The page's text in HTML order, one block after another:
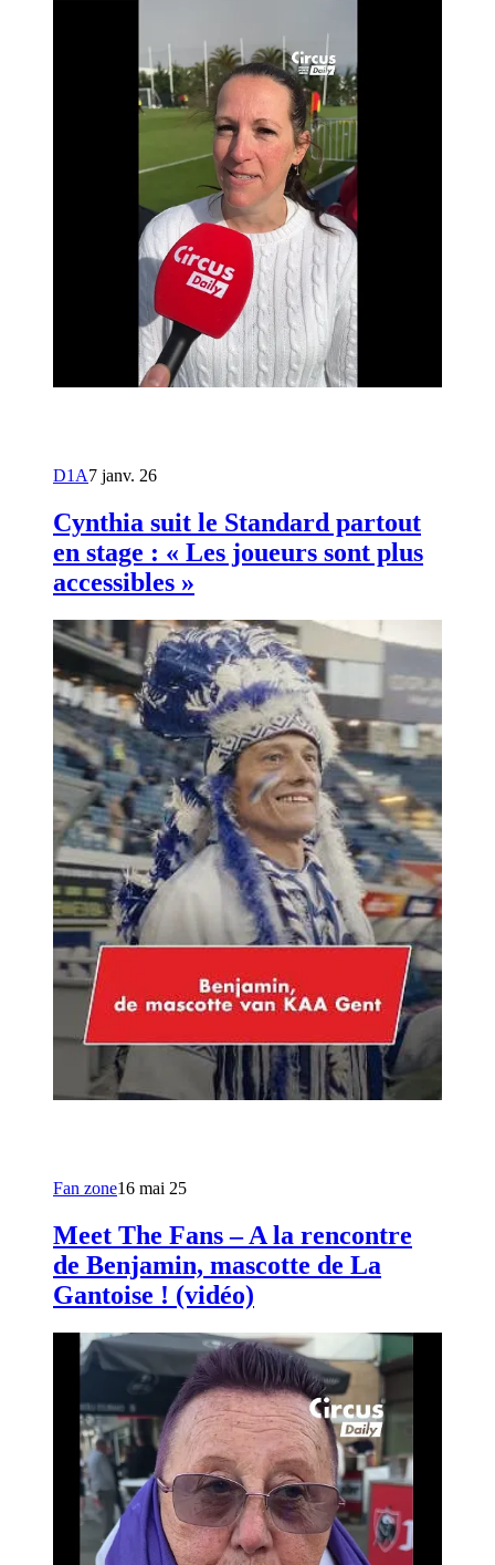
D1A7 janv. 26
Cynthia suit le Standard partout
en stage : « Les joueurs sont plus
accessibles »
Fan zone16 mai 25
Meet The Fans – A la rencontre
de Benjamin, mascotte de La
Gantoise ! (vidéo)